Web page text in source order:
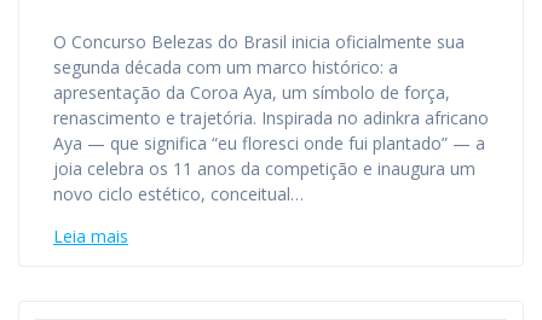
O Concurso Belezas do Brasil inicia oficialmente sua
segunda década com um marco histórico: a
apresentação da Coroa Aya, um símbolo de força,
renascimento e trajetória. Inspirada no adinkra africano
Aya — que significa “eu floresci onde fui plantado” — a
joia celebra os 11 anos da competição e inaugura um
novo ciclo estético, conceitual…
Leia mais